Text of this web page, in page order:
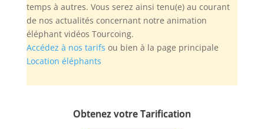
temps à autres. Vous serez ainsi tenu(e) au courant
de nos actualités concernant notre animation
éléphant vidéos Tourcoing.
Accédez à nos tarifs ou bien à la page principale
Location éléphants
Obtenez votre Tarification